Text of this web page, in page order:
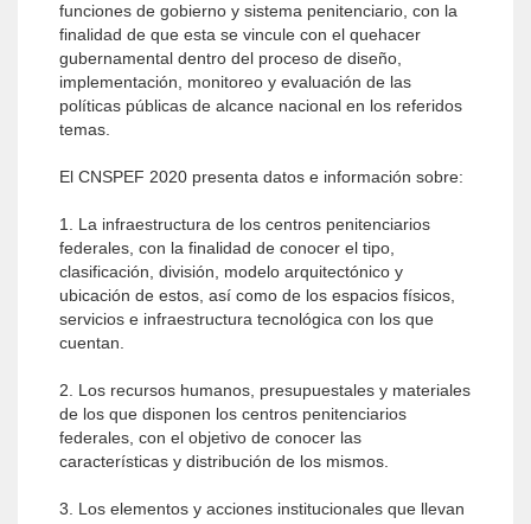
funciones de gobierno y sistema penitenciario, con la
finalidad de que esta se vincule con el quehacer
gubernamental dentro del proceso de diseño,
implementación, monitoreo y evaluación de las
políticas públicas de alcance nacional en los referidos
temas.
El CNSPEF 2020 presenta datos e información sobre:
1. La infraestructura de los centros penitenciarios
federales, con la finalidad de conocer el tipo,
clasificación, división, modelo arquitectónico y
ubicación de estos, así como de los espacios físicos,
servicios e infraestructura tecnológica con los que
cuentan.
2. Los recursos humanos, presupuestales y materiales
de los que disponen los centros penitenciarios
federales, con el objetivo de conocer las
características y distribución de los mismos.
3. Los elementos y acciones institucionales que llevan